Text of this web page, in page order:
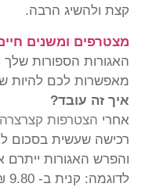
קצת ולהשיג הרבה.
מצטרפים ומשנים
האגורות הספורות שלך
מאפשרות לכם להיות
איך זה עובד?
אחרי הצטרפות קצרצרה
רכישה שעשית בסכום
והפרש האגורות ייתרם
לדוגמה: קנית ב- 9.80 ₪? תרמת 20 אג